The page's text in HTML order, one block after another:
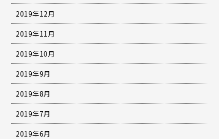
2019年12月
2019年11月
2019年10月
2019年9月
2019年8月
2019年7月
2019年6月